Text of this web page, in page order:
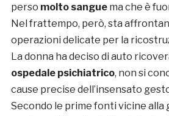
perso molto sanguema che è
Nel frattempo, però, sta
operazioni delicate per la
La donna ha deciso di auto
ospedale psichiatrico, non si
cause precise dell’insensato
Secondo le prime fonti vicine alla